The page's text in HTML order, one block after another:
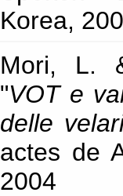
Korea,
Mori, L.
"VOT e
delle
actes de
2004